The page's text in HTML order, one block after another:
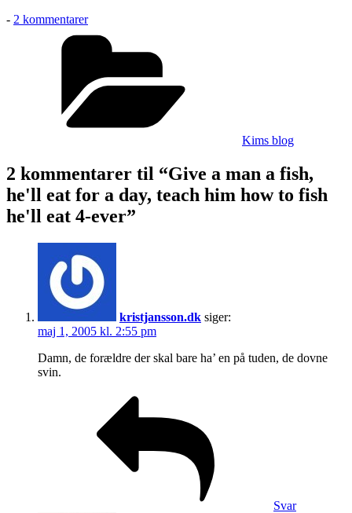
- 2 kommentarertil
Give
fish,
for
teach
how
to
he'll
eat
4-
ever
Kims blog
2 kommentarer til “Give a man a fish,
he'll eat for a day, teach him how to fish
he'll eat 4-ever”
kristjansson.dk siger:
maj 1, 2005 kl. 2:55 pm
Damn, de forældre der skal bare ha’ en på tuden, de dovne
svin.
Svar